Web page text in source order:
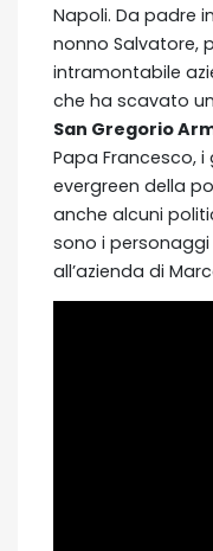
Napoli. Da padre
nonno Salvatore,
intramontabile
che ha scavato
San Gregorio
Papa Francesco, i
evergreen della
anche alcuni
sono i
all’azienda di